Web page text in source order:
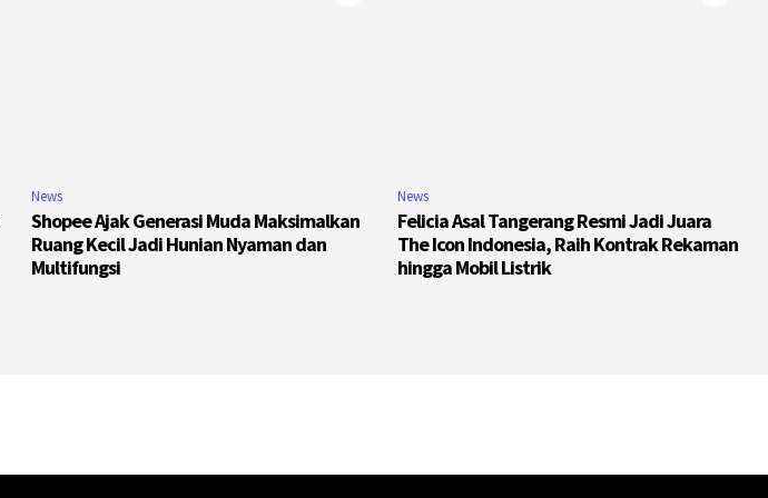
News
Shopee Ajak Generasi Muda Maksimalkan
Ruang Kecil Jadi Hunian Nyaman dan
Multifungsi
News
Felicia Asal Tangerang Resmi Jadi Juara
The Icon Indonesia, Raih Kontrak Rekaman
hingga Mobil Listrik